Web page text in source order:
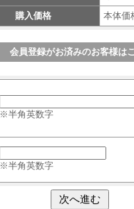
購入価格
本体価
会員登録がお済みのお客様は
※半角英数字
※半角英数字